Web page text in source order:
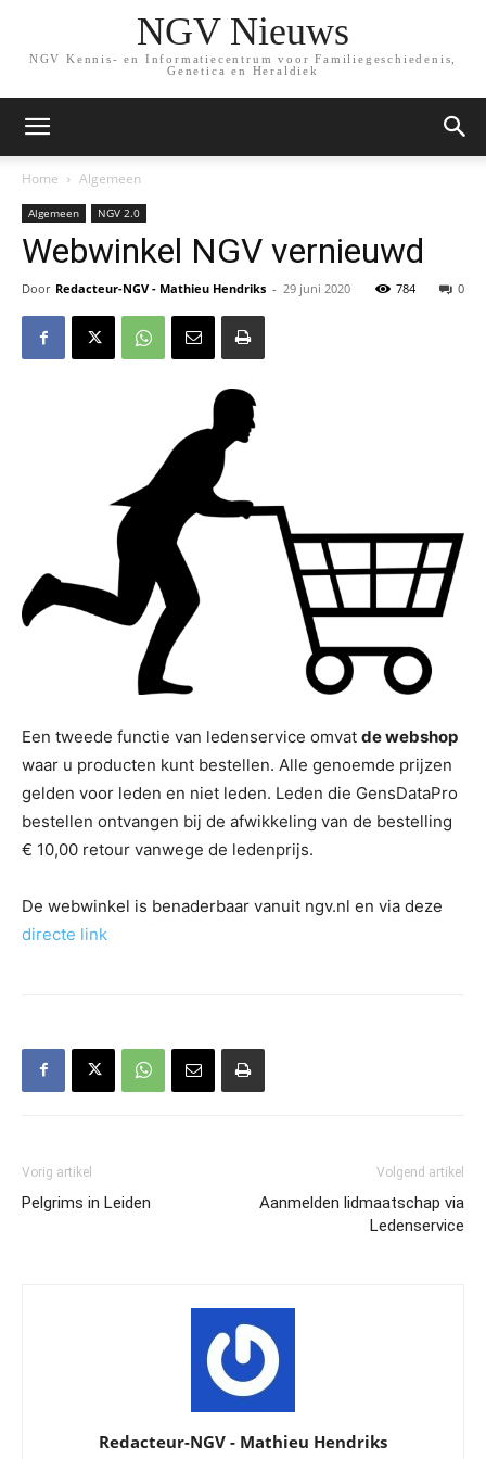
NGV Nieuws
NGV Kennis- en Informatiecentrum voor Familiegeschiedenis,
Genetica en Heraldiek
Home Algemeen
Algemeen NGV 2.0
Webwinkel NGV vernieuwd
Door Redacteur-NGV - Mathieu Hendriks - 29 juni 2020 0
784
Een tweede functie van ledenservice omvat de webshop
waar u producten kunt bestellen. Alle genoemde prijzen
gelden voor leden en niet leden. Leden die GensDataPro
bestellen ontvangen bij de afwikkeling van de bestelling
€ 10,00 retour vanwege de ledenprijs.
De webwinkel is benaderbaar vanuit ngv.nl en via deze
directe link
Vorig artikel
Pelgrims in Leiden
Volgend artikel
Aanmelden lidmaatschap via
Ledenservice
Redacteur-NGV - Mathieu Hendriks